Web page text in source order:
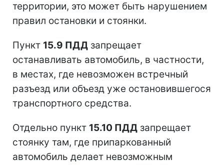
территории, это может быть нарушением
правил остановки и стоянки.
Пункт 15.9 ПДД запрещает
останавливать автомобиль, в частности,
в местах, где невозможен встречный
разъезд или объезд уже остановившегося
транспортного средства.
Отдельно пункт 15.10 ПДД запрещает
стоянку там, где припаркованный
автомобиль делает невозможным